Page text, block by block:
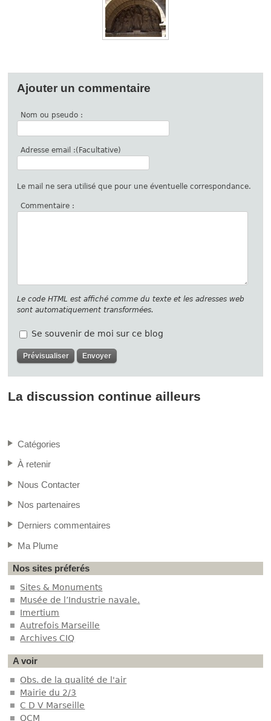
Ajouter un commentaire
Nom ou pseudo :
Adresse email :(Facultative)
Le mail ne sera utilisé que pour une éventuelle correspondance.
Commentaire :
Le code HTML est affiché comme du texte et les adresses web
sont automatiquement transformées.
Se souvenir de moi sur ce blog
La discussion continue ailleurs
Catégories
À retenir
Nous Contacter
Nos partenaires
Derniers commentaires
Ma Plume
Nos sites préferés
Sites & Monuments
Musée de l’Industrie navale.
Imertium
Autrefois Marseille
Archives CIQ
A voir
Obs. de la qualité de l'air
Mairie du 2/3
C D V Marseille
QCM